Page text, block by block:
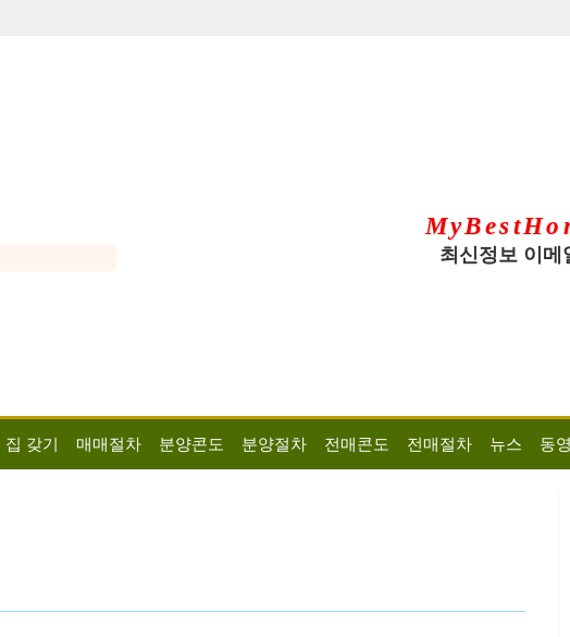
최신정보 이메
갖기 매매절차 분양콘도 분양절차 전매콘도 전매절차 뉴스 동